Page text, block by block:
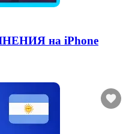
на iPhone